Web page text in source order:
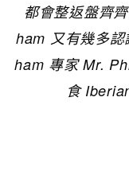
都會整返盤齊
ham 又有幾多
ham 專家 Mr.
食